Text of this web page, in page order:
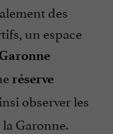
des
un espace
réserve
observer les
Garonne.